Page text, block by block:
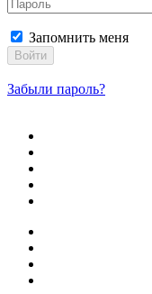
Запомнить меня
Войти
Забыли пароль?